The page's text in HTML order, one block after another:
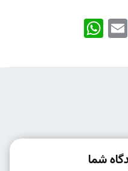
WhatsApp Email
شما